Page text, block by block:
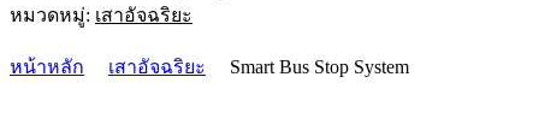
หมวดหมู่: เสาอัจฉริยะ
หน้าหลัก เสาอัจฉริยะ Smart Bus Stop System